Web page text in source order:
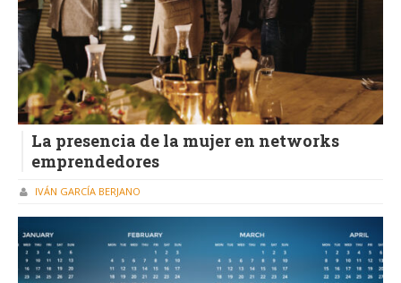
La presencia de la mujer en networks
emprendedores
IVÁN GARCÍA BERJANO